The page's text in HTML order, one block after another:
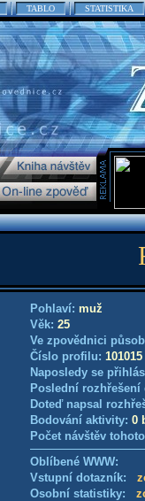
TABLO STATISTIKA
Pohlaví: muž
Věk: 25
Ve zpovědnici
Číslo profilu: 101015
Naposledy se
Poslední
Doteď napsal
Bodování aktivity: 0
Počet návštěv
Oblíbené WWW:
Vstupní dotazník:
Osobní statistiky: